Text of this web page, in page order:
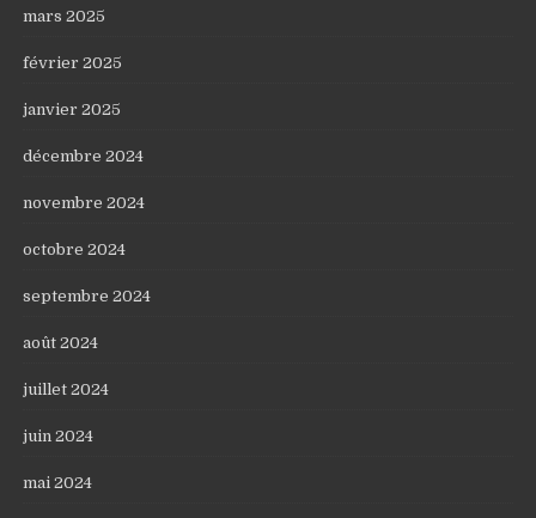
mars 2025
février 2025
janvier 2025
décembre 2024
novembre 2024
octobre 2024
septembre 2024
août 2024
juillet 2024
juin 2024
mai 2024